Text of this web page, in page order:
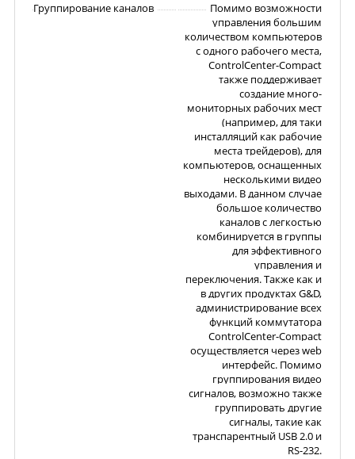
Группирование каналов
Помимо возможности
управления большим
количеством компьютеров
с одного рабочего места,
ControlCenter-Compact
также поддерживает
создание много-
мониторных рабочих мест
(например, для таки
инсталляций как рабочие
места трейдеров), для
компьютеров, оснащенных
несколькими видео
выходами. В данном случае
большое количество
каналов с легкостью
комбинируется в группы
для эффективного
управления и
переключения. Также как и
в других продуктах G&D,
администрирование всех
функций коммутатора
ControlCenter-Compact
осуществляется через web
интерфейс. Помимо
группирования видео
сигналов, возможно также
группировать другие
сигналы, такие как
транспарентный USB 2.0 и
RS-232.